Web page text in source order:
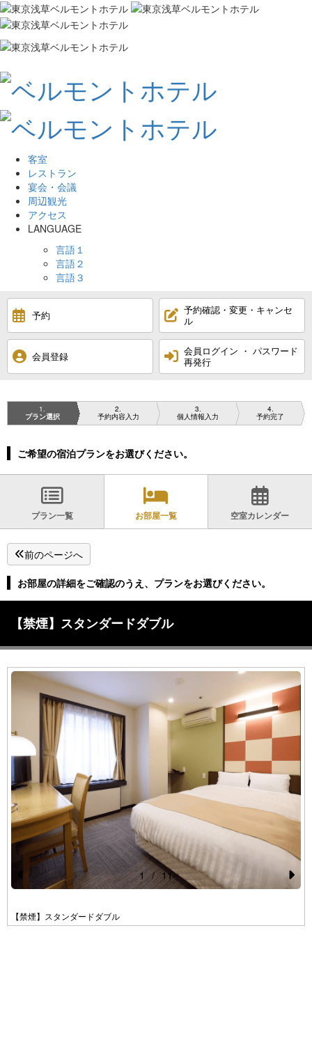
客室
レストラン
宴会・会議
周辺観光
アクセス
LANGUAGE
言語１
言語２
言語３
予約
予約確認・変更・キャンセ
ル
会員登録
会員ログイン ・ パスワード
再発行
1
プラン選択
2
予約内容入力
3
個人情報入力
4
予約完了
ご希望の宿泊プランをお選びください。
プラン一覧 お部屋一覧 空室カレンダー
前のページへ
お部屋の詳細をご確認のうえ、プランをお選びください。
【禁煙】スタンダードダブル
Pr
e
【禁煙】スタンダードダブル
N
1 / 11